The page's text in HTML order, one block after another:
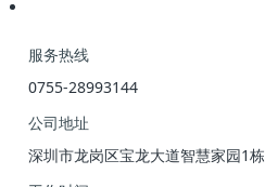
服务热线
0755-28993144
公司地址
深圳市龙岗区宝龙大道智慧家园1